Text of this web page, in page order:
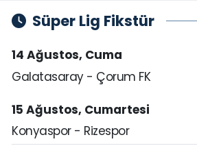
Süper Lig Fikstür
14 Ağustos, Cuma
Galatasaray - Çorum FK
15 Ağustos, Cumartesi
Konyaspor - Rizespor